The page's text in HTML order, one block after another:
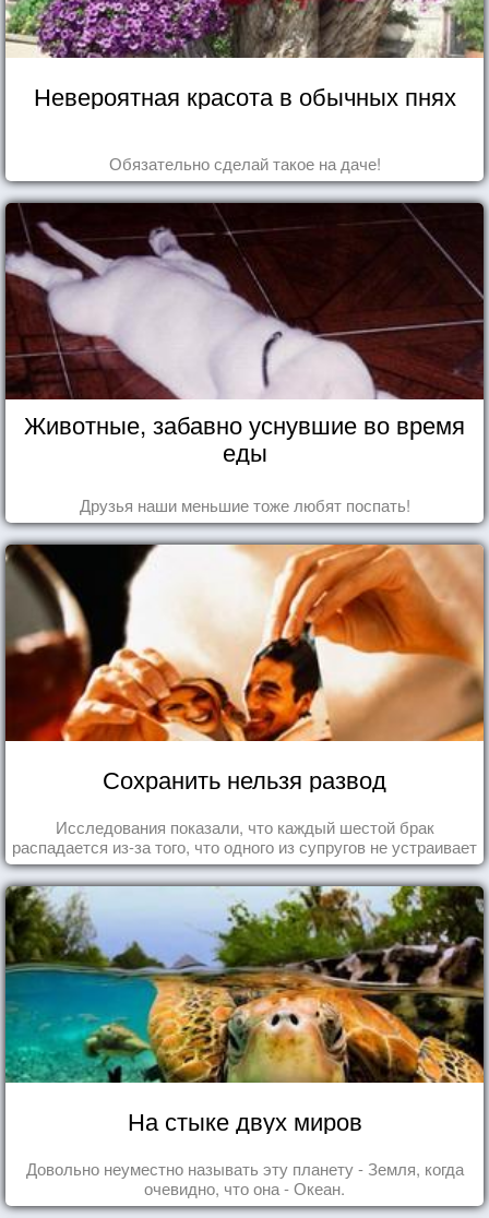
Невероятная красота в обычных пнях
Обязательно сделай такое на даче!
Животные, забавно уснувшие во время
еды
Друзья наши меньшие тоже любят поспать!
Сохранить нельзя развод
Исследования показали, что каждый шестой брак
распадается из-за того, что одного из супругов не устраивает
та роль, которая выпала ему в семье.
На стыке двух миров
Довольно неуместно называть эту планету - Земля, когда
очевидно, что она - Океан.